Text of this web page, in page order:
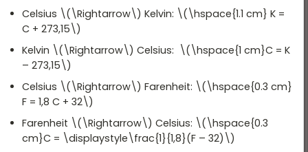
Celsius \(\Rightarrow\) Kelvin: \(\hspace{1.1 cm} K =
C + 273,15\)
Kelvin \(\Rightarrow\) Celsius: \(\hspace{1 cm}C = K
– 273,15\)
Celsius \(\Rightarrow\) Farenheit: \(\hspace{0.3 cm}
F = 1,8 C + 32\)
Farenheit \(\Rightarrow\) Celsius: \(\hspace{0.3
cm}C = \displaystyle\frac{1}{1,8}(F – 32)\)
Termofysik
Optik